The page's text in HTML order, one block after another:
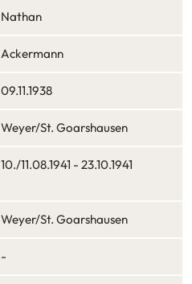
Nathan
Ackermann
09.11.1938
Weyer/St. Goarshausen
10./11.08.1941 - 23.10.1941
Weyer/St. Goarshausen
-